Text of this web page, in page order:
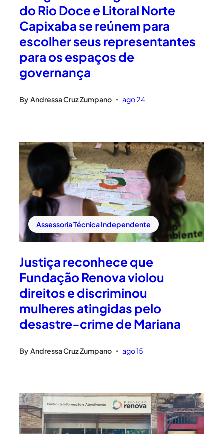
do Rio Doce e Litoral Norte
Capixaba se reúnem para
escolher seus representantes
para os espaços de
governança
By Andressa Cruz Zumpano • ago 24
Assessoria Técnica Independente
Justiça reconhece que
Fundação Renova violou
direitos e discriminou
mulheres atingidas pelo
desastre-crime de Mariana
By Andressa Cruz Zumpano • ago 15